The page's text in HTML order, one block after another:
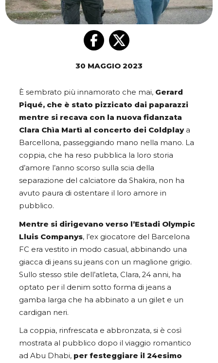
30 MAGGIO 2023
È sembrato più innamorato che mai, Gerard
Piqué, che è stato pizzicato dai paparazzi
mentre si recava con la nuova fidanzata
Clara Chìa Martì al concerto dei Coldplaya
Barcellona, passeggiando mano nella mano. La
coppia, che ha reso pubblica la loro storia
d’amore l’anno scorso sulla scia della
separazione del calciatore da Shakira, non ha
avuto paura di ostentare il loro amore in
pubblico.
Mentre si dirigevano verso l’Estadi Olympic
Lluis Companys, l’ex giocatore del Barcelona
FC era vestito in modo casual, abbinando una
giacca di jeans su jeans con un maglione grigio.
Sullo stesso stile dell’atleta, Clara, 24 anni, ha
optato per il denim sotto forma di jeans a
gamba larga che ha abbinato a un gilet e un
cardigan neri.
La coppia, rinfrescata e abbronzata, si è così
mostrata al pubblico dopo il viaggio romantico
ad Abu Dhabi, per festeggiare il 24esimo